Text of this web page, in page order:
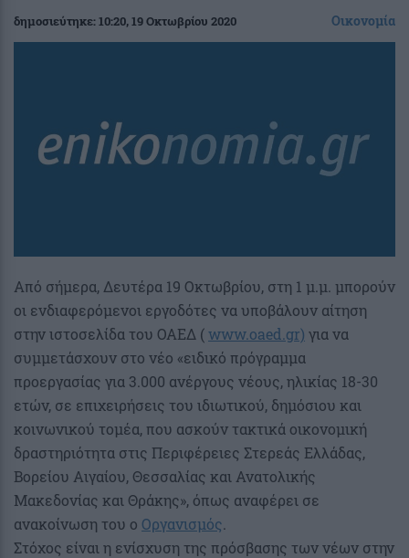
δημοσιεύτηκε:10:20, 19 Οκτωβρίου 2020 Οικονομία
Από σήμερα, Δευτέρα 19 Οκτωβρίου, στη 1 μ.μ. μπορούν
οι ενδιαφερόμενοι εργοδότες να υποβάλουν αίτηση
στην ιστοσελίδα του ΟΑΕΔ (www.oaed.gr) για να
συμμετάσχουν στο νέο «ειδικό πρόγραμμα
προεργασίας για 3.000 ανέργους νέους, ηλικίας 18-30
ετών, σε επιχειρήσεις του ιδιωτικού, δημόσιου και
κοινωνικού τομέα, που ασκούν τακτικά οικονομική
δραστηριότητα στις Περιφέρειες Στερεάς Ελλάδας,
Βορείου Αιγαίου, Θεσσαλίας και Ανατολικής
Μακεδονίας και Θράκης», όπως αναφέρει σε
ανακοίνωση του ο Οργανισμός.
Στόχος είναι η ενίσχυση της πρόσβασης των νέων στην